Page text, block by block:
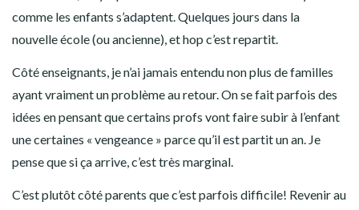
comme les enfants s’adaptent. Quelques jours dans la
nouvelle école (ou ancienne), et hop c’est repartit.
Côté enseignants, je n’ai jamais entendu non plus de familles
ayant vraiment un problème au retour. On se fait parfois des
idées en pensant que certains profs vont faire subir à l’enfant
une certaines « vengeance » parce qu’il est partit un an. Je
pense que si ça arrive, c’est très marginal.
C’est plutôt côté parents que c’est parfois difficile! Revenir au